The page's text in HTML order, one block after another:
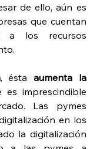
de ello, aún es
que cuentan
a los recursos
, ésta aumenta la
es imprescindible
Las pymes
en los
la digitalización